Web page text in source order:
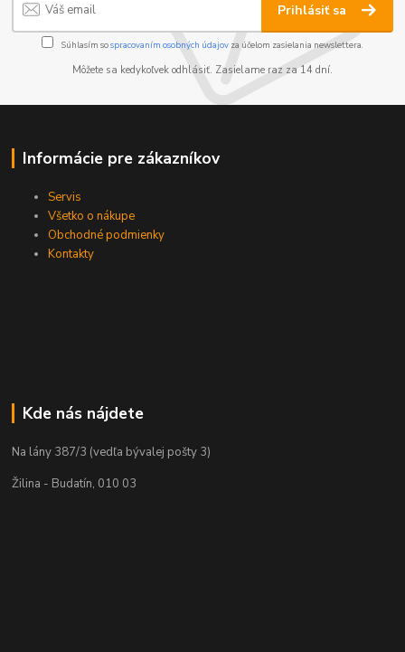
Prihlásiť sa
Súhlasím sospracovaním osobných údajov za účelom zasielania newslettera.
Môžete sa kedykoľvek odhlásiť. Zasielame raz za 14 dní.
Informácie pre zákazníkov
Servis
Všetko o nákupe
Obchodné podmienky
Kontakty
Kde nás nájdete
Na lány 387/3 (vedľa bývalej pošty 3)
Žilina - Budatín, 010 03